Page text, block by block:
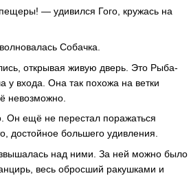
— удивился Гого, кружась на
Собачка.
открывая живую дверь. Это Рыба-
у входа. Она так похожа на ветки
невозможно.
Он ещё не перестал поражаться
достойное большего удивления.
над ними. За ней можно было
весь обросший ракушками и